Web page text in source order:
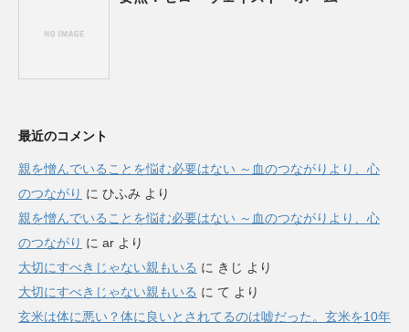
最近のコメント
親を憎んでいることを悩む必要はない ～血のつながりより、心
のつながり に ひふみ より
親を憎んでいることを悩む必要はない ～血のつながりより、心
のつながり に ar より
大切にすべきじゃない親もいる に きじ より
大切にすべきじゃない親もいる に て より
玄米は体に悪い？体に良いとされてるのは嘘だった。玄米を10年